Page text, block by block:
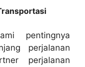
pentingnya
perjalanan
perjalanan